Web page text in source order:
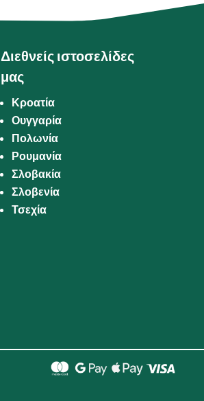
Διεθνείς ιστοσελίδες
μας
Κροατία
Ουγγαρία
Πολωνία
Ρουμανία
Σλοβακία
Σλοβενία
Τσεχία